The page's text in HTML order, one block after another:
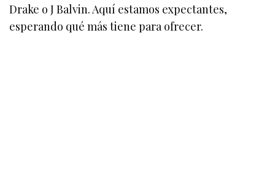
Drake o J Balvin. Aquí estamos expectantes,
esperando qué más tiene para ofrecer.